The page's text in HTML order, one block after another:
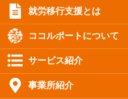
就労移行支援とは
ココルポートについて
サービス紹介
事業所紹介